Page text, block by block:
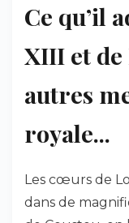
Ce qu’il
XIII et de
autres
royale...
Les cœurs de
dans de